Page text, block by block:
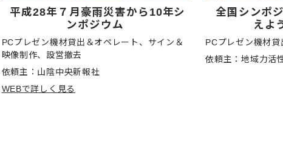
平成28年７月豪雨災害から10年シ
ンポジウム
PCプレゼン機材貸出＆オペレート、サイン＆
映像制作、設営撤去
依頼主：山陰中央新報社
WEBで詳しく見る
全国シンポ
えよ
PCプレゼン機材貸
依頼主：地域力活